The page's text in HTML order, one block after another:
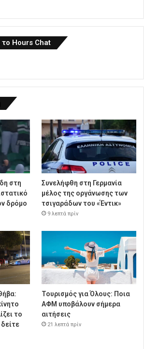
Hours Chat
στη
δρόμο
Συνελήφθη στη Γερμανία
μέλος της οργάνωσης των
τσιγαράδων του «Έντικ»
9 λεπτά πρίν
το
Τουρισμός για Όλους: Ποια
ΑΦΜ υποβάλουν σήμερα
αιτήσεις
21 λεπτά πρίν